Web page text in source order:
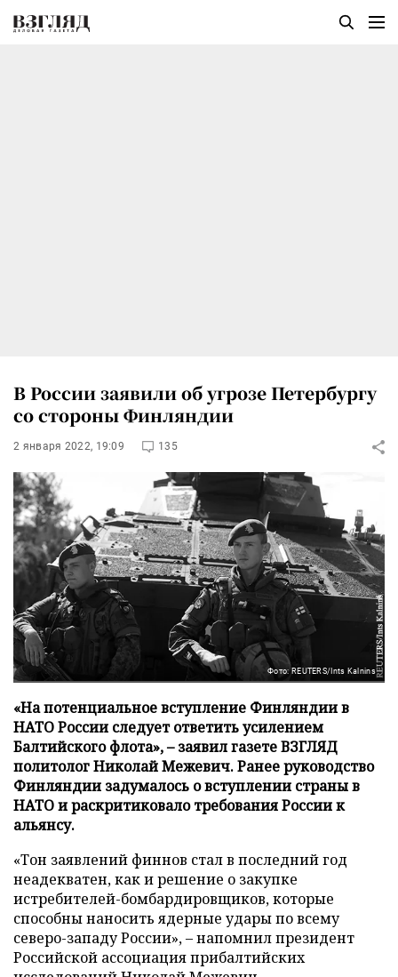
В России заявили об угрозе Петербургу
со стороны Финляндии
2 января 2022, 19:09 135
Фото: REUTERS/Ints Kalnins
«На потенциальное вступление Финляндии в
НАТО России следует ответить усилением
Балтийского флота», – заявил газете ВЗГЛЯД
политолог Николай Межевич. Ранее руководство
Финляндии задумалось о вступлении страны в
НАТО и раскритиковало требования России к
альянсу.
«Тон заявлений финнов стал в последний год
неадекватен, как и решение о закупке
истребителей-бомбардировщиков, которые
способны наносить ядерные удары по всему
северо-западу России», – напомнил президент
Российской ассоциация прибалтийских